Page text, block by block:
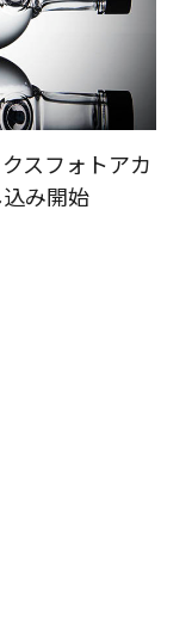
スフォトアカ
み開始